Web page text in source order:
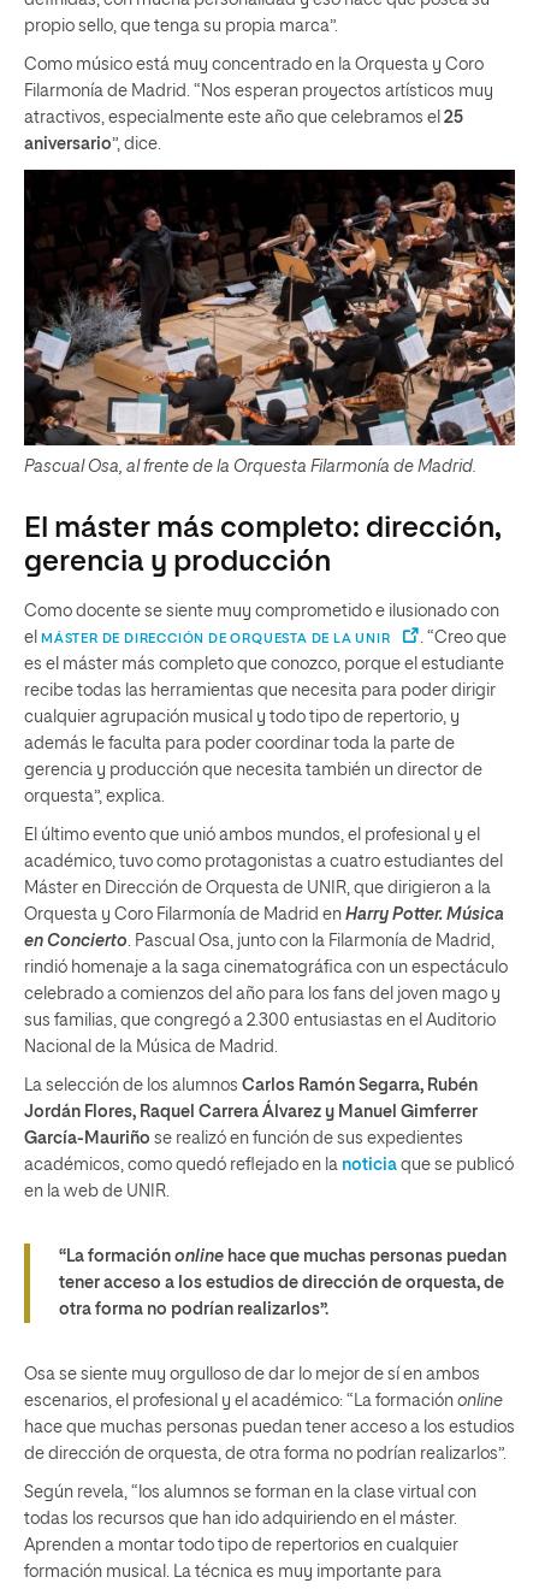
propio sello, que tenga su propia marca”.
Como músico está muy concentrado en la Orquesta y Coro
Filarmonía de Madrid. “Nos esperan proyectos artísticos muy
atractivos, especialmente este año que celebramos el 25
aniversario”, dice.
Pascual Osa, al frente de la Orquesta Filarmonía de Madrid.
El máster más completo: dirección,
gerencia y producción
Como docente se siente muy comprometido e ilusionado con
el
MÁSTER DE DIRECCIÓN DE ORQUESTA DE LA UNIR
. “Creo que
es el máster más completo que conozco, porque el estudiante
recibe todas las herramientas que necesita para poder dirigir
cualquier agrupación musical y todo tipo de repertorio, y
además le faculta para poder coordinar toda la parte de
gerencia y producción que necesita también un director de
orquesta”, explica.
El último evento que unió ambos mundos, el profesional y el
académico, tuvo como protagonistas a cuatro estudiantes del
Máster en Dirección de Orquesta de UNIR, que dirigieron a la
Orquesta y Coro Filarmonía de Madrid en Harry Potter. Música
en Concierto. Pascual Osa, junto con la Filarmonía de Madrid,
rindió homenaje a la saga cinematográfica con un espectáculo
celebrado a comienzos del año para los fans del joven mago y
sus familias, que congregó a 2.300 entusiastas en el Auditorio
Nacional de la Música de Madrid.
La selección de los alumnos Carlos Ramón Segarra, Rubén
Jordán Flores, Raquel Carrera Álvarez y Manuel Gimferrer
García-Mauriño se realizó en función de sus expedientes
académicos, como quedó reflejado en la noticia que se publicó
en la web de UNIR.
“La formación online hace que muchas personas puedan
tener acceso a los estudios de dirección de orquesta, de
otra forma no podrían realizarlos”.
Osa se siente muy orgulloso de dar lo mejor de sí en ambos
escenarios, el profesional y el académico: “La formación online
hace que muchas personas puedan tener acceso a los estudios
de dirección de orquesta, de otra forma no podrían realizarlos”.
Según revela, “los alumnos se forman en la clase virtual con
todas los recursos que han ido adquiriendo en el máster.
Aprenden a montar todo tipo de repertorios en cualquier
formación musical. La técnica es muy importante para